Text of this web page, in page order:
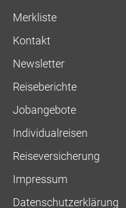
Merkliste
Kontakt
Newsletter
Reiseberichte
Jobangebote
Individualreisen
Reiseversicherung
Impressum
Datenschutzerklärung